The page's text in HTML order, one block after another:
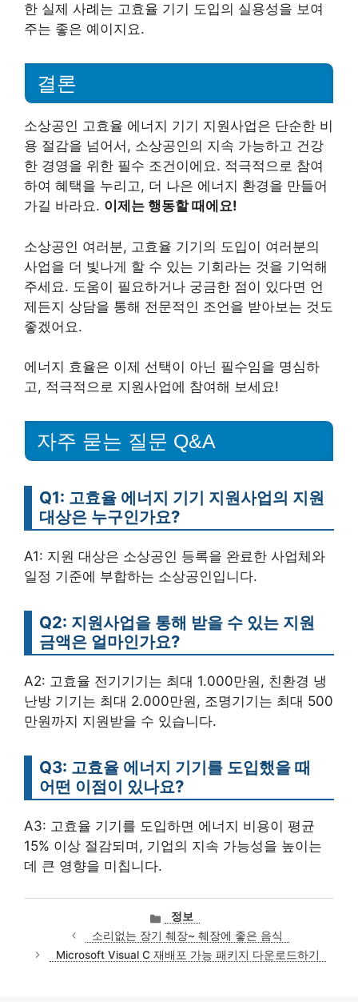
한 실제 사례는 고효율 기기 도입의 실용성을 보여
주는 좋은 예이지요.
결론
소상공인 고효율 에너지 기기 지원사업은 단순한 비
용 절감을 넘어서, 소상공인의 지속 가능하고 건강
한 경영을 위한 필수 조건이에요. 적극적으로 참여
하여 혜택을 누리고, 더 나은 에너지 환경을 만들어
가길 바라요. 이제는 행동할 때에요!
소상공인 여러분, 고효율 기기의 도입이 여러분의
사업을 더 빛나게 할 수 있는 기회라는 것을 기억해
주세요. 도움이 필요하거나 궁금한 점이 있다면 언
제든지 상담을 통해 전문적인 조언을 받아보는 것도
좋겠어요.
에너지 효율은 이제 선택이 아닌 필수임을 명심하
고, 적극적으로 지원사업에 참여해 보세요!
자주 묻는 질문 Q&A
Q1: 고효율 에너지 기기 지원사업의 지원
대상은 누구인가요?
A1: 지원 대상은 소상공인 등록을 완료한 사업체와
일정 기준에 부합하는 소상공인입니다.
Q2: 지원사업을 통해 받을 수 있는 지원
금액은 얼마인가요?
A2: 고효율 전기기기는 최대 1.000만원, 친환경 냉
난방 기기는 최대 2.000만원, 조명기기는 최대 500
만원까지 지원받을 수 있습니다.
Q3: 고효율 에너지 기기를 도입했을 때
어떤 이점이 있나요?
A3: 고효율 기기를 도입하면 에너지 비용이 평균
15% 이상 절감되며, 기업의 지속 가능성을 높이는
데 큰 영향을 미칩니다.
카
테
고
리
정보
소리없는 장기 췌장~ 췌장에 좋은 음식
Microsoft Visual C 재배포 가능 패키지 다운로드하기